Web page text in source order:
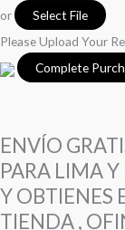
or
Select File
Please Upload Your
ENVÍO
PARA LIMA
Y OBTIENES
TIENDA ,